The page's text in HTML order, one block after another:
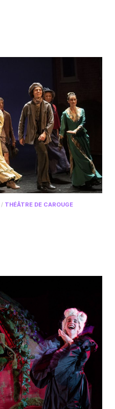
/ THÉÂTRE DE CAROUGE